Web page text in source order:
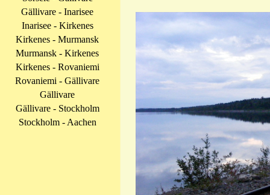
Gällivare - Inarisee
Inarisee - Kirkenes
Kirkenes - Murmansk
Murmansk - Kirkenes
Kirkenes - Rovaniemi
Rovaniemi - Gällivare
Gällivare
Gällivare - Stockholm
Stockholm - Aachen